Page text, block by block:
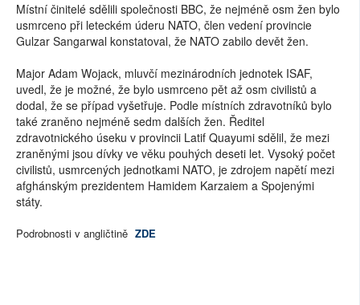
Místní činitelé sdělili společnosti BBC, že nejméně osm žen bylo
usmrceno při leteckém úderu NATO, člen vedení provincie
Gulzar Sangarwal konstatoval, že NATO zabilo devět žen.
Major Adam Wojack, mluvčí mezinárodních jednotek ISAF,
uvedl, že je možné, že bylo usmrceno pět až osm civilistů a
dodal, že se případ vyšetřuje. Podle místních zdravotníků bylo
také zraněno nejméně sedm dalších žen. Ředitel
zdravotnického úseku v provincii Latif Quayumi sdělil, že mezi
zraněnými jsou dívky ve věku pouhých deseti let. Vysoký počet
civilistů, usmrcených jednotkami NATO, je zdrojem napětí mezi
afghánským prezidentem Hamidem Karzaiem a Spojenými
státy.
Podrobnosti v angličtině ZDE